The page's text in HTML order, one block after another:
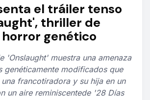
el tráiler tenso
thriller de
genético
'Onslaught' muestra una amenaza
genéticamente modificados que
francotiradora y su hija en un
un aire reminiscentede '28 Días